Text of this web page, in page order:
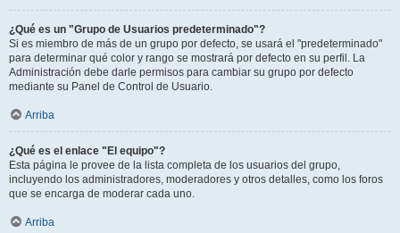
¿Qué es un "Grupo de Usuarios predeterminado"?
Si es miembro de más de un grupo por defecto, se usará el "predeterminado"
para determinar qué color y rango se mostrará por defecto en su perfil. La
Administración debe darle permisos para cambiar su grupo por defecto
mediante su Panel de Control de Usuario.
Arriba
¿Qué es el enlace "El equipo"?
Esta página le provee de la lista completa de los usuarios del grupo,
incluyendo los administradores, moderadores y otros detalles, como los foros
que se encarga de moderar cada uno.
Arriba